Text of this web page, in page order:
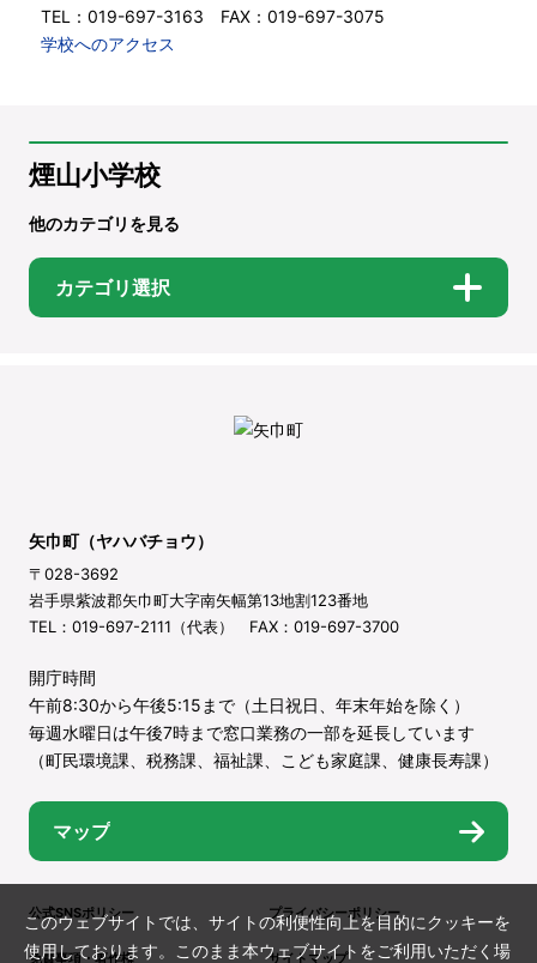
TEL：019-697-3163 FAX：019-697-3075
学校へのアクセス
煙山小学校
他のカテゴリを見る
カテゴリ選択
矢巾町（ヤハバチョウ）
〒028-3692
岩手県紫波郡矢巾町大字南矢幅第13地割123番地
TEL：019-697-2111（代表） FAX：019-697-3700
開庁時間
午前8:30から午後5:15まで（土日祝日、年末年始を除く）
毎週水曜日は午後7時まで窓口業務の一部を延長しています
（町民環境課、税務課、福祉課、こども家庭課、健康長寿課）
マップ
公式SNSポリシー プライバシーポリシー
免責事項・著作権 サイトマップ
このウェブサイトでは、サイトの利便性向上を目的にクッキーを
使用しております。このまま本ウェブサイトをご利用いただく場